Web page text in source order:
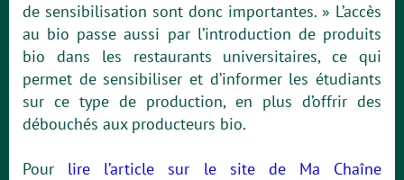
de sensibilisation sont donc importantes. » L’accès
au bio passe aussi par l’introduction de produits
bio dans les restaurants universitaires, ce qui
permet de sensibiliser et d’informer les étudiants
sur ce type de production, en plus d’offrir des
débouchés aux producteurs bio.
Pour lire l’article sur le site de Ma Chaîne